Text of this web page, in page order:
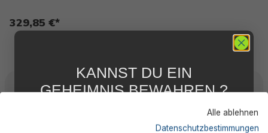
329,85 €*
Alle ablehnen
Datenschutzbestimmungen
KANNST DU EIN
GEHEIMNIS BEWAHREN ?
FÜR DICH